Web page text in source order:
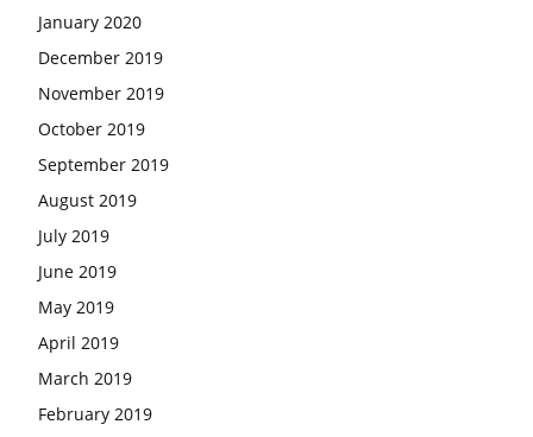
January 2020
December 2019
November 2019
October 2019
September 2019
August 2019
July 2019
June 2019
May 2019
April 2019
March 2019
February 2019